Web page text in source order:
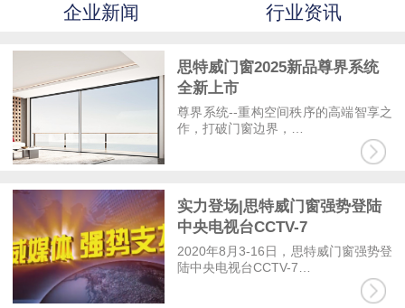
企业新闻 行业资讯
思特威门窗2025新品尊界系统
全新上市
尊界系统--重构空间秩序的高端智享之
作，打破门窗边界，…
实力登场|思特威门窗强势登陆
中央电视台CCTV-7
2020年8月3-16日，思特威门窗强势登
陆中央电视台CCTV-7…